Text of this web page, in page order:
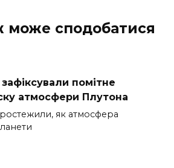
може сподобатися
помітне
атмосфери Плутона
як атмосфера